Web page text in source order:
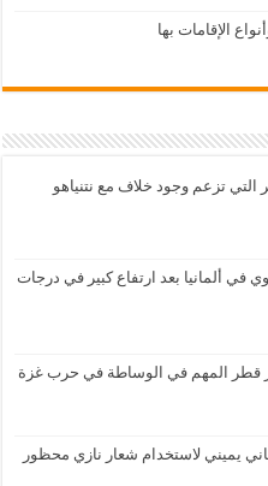
الإقامات بها
التي تزعم وجود خلاف مع نتنياهو
ألمانيا بعد ارتفاع كبير في درجات
قطر المهم في الوساطة في حرب غزة
يميني لاستخدام شعار نازي محظور